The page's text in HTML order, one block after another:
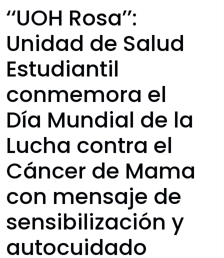
‘‘UOH Rosa’’:
Unidad de Salud
Estudiantil
conmemora el
Día Mundial de la
Lucha contra el
Cáncer de Mama
con mensaje de
sensibilización y
autocuidado